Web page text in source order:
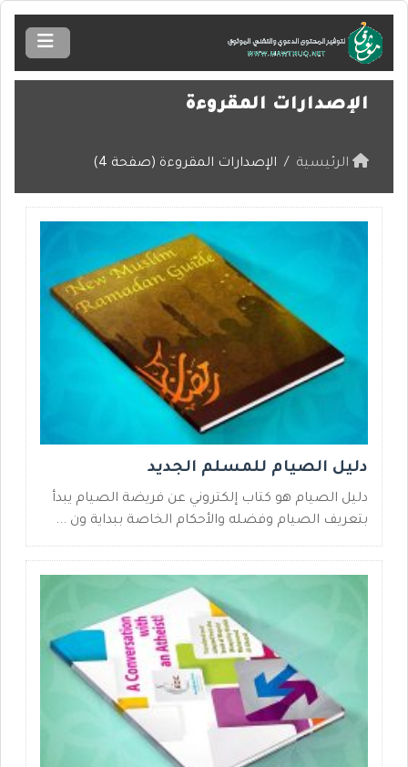
الإصدارات المقروءة
الرئيسية الإصدارات المقروءة (صفحة 4)
دليل الصيام للمسلم الجديد
دليل الصيام هو كتاب إلكتروني عن فريضة الصيام يبدأ
بتعريف الصيام وفضله والأحكام الخاصة ببداية ون ...